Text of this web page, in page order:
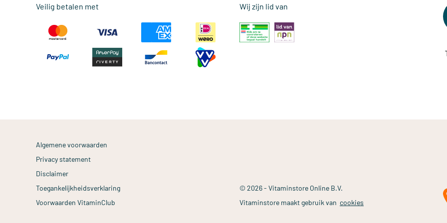
Veilig betalen met Wij zijn lid van
Algemene voorwaarden
Privacy statement
Disclaimer
Toegankelijkheidsverklaring
Voorwaarden VitaminClub
© 2026 - Vitaminstore Online B.V.
Vitaminstore maakt gebruik van cookies